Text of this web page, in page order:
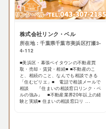
株式会社リンク・ベル
所在地：千葉県千葉市美浜区打瀬3-
4-112
■美浜区・幕張ベイタウンの不動産買
取・売却・賃貸・相続■ ■不動産のこ
と、相続のこと、なんでも相談できる
「住むビリエ」■ 電話で相談メールで
相談 『住まいの相談窓口リンク・ベ
ルの強み』 ■不動産業界20年以上の経
験と実績■ 住まいの相談窓口リ ...